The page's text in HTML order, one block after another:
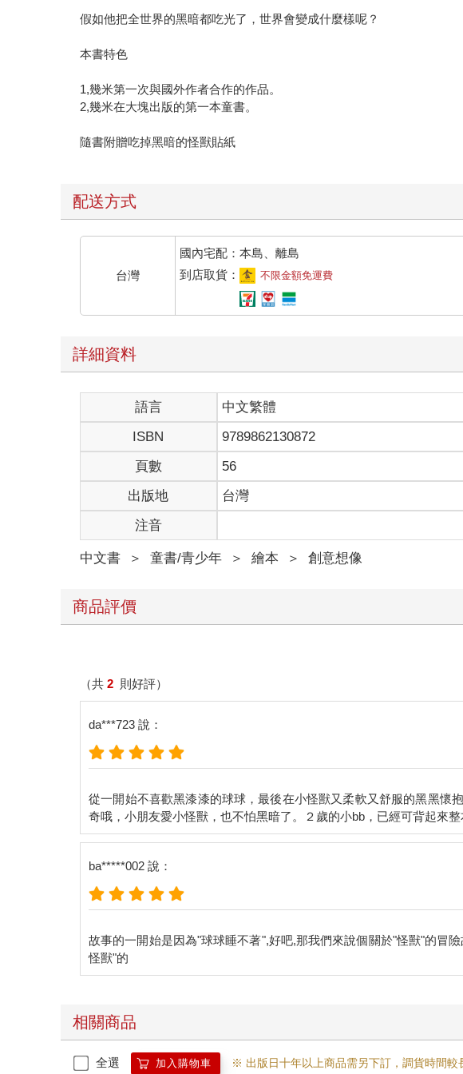
假如他把全世界的黑暗都吃光了，世界會變成什麼樣呢？
本書特色
1,幾米第一次與國外作者合作的作品。
2,幾米在大塊出版的第一本童書。
隨書附贈吃掉黑暗的怪獸貼紙
配送方式
台灣
國內宅配：本島、離島
到店取貨：
不限金額免運費
詳細資料
語言 中文繁體
ISBN
9789862130872
頁數
56
出版地
台灣
注音
中文書 ＞ 童書/青少年 ＞ 繪本 ＞ 創意想像
商品評價
（共 2 則好評）
da***723 說：
從一開始不喜歡黑漆漆的球球，最後在小怪獸又柔軟又舒服的黑黑懷
ba*****002 說：
故事的一開始是因為"球球睡不著",好吧,那我們來說個關於"怪獸"的冒
相關商品
全選 加入購物車 ※ 出版日十年以上商品需另下訂，調貨時間較